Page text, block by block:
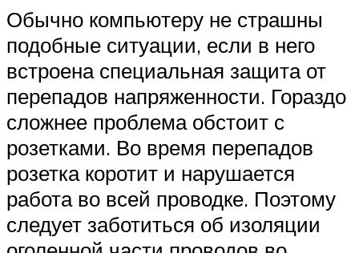
Обычно компьютеру не страшны
подобные ситуации, если в него
встроена специальная защита от
перепадов напряженности. Гораздо
сложнее проблема обстоит с
розетками. Во время перепадов
розетка коротит и нарушается
работа во всей проводке. Поэтому
следует заботиться об изоляции